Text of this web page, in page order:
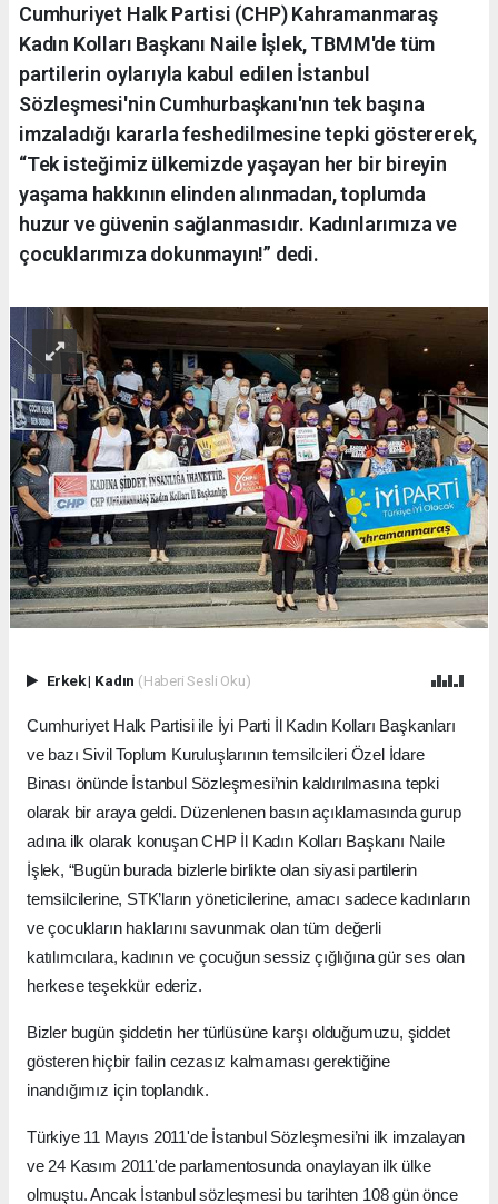
Cumhuriyet Halk Partisi (CHP) Kahramanmaraş
Kadın Kolları Başkanı Naile İşlek, TBMM'de tüm
partilerin oylarıyla kabul edilen İstanbul
Sözleşmesi'nin Cumhurbaşkanı'nın tek başına
imzaladığı kararla feshedilmesine tepki göstererek,
“Tek isteğimiz ülkemizde yaşayan her bir bireyin
yaşama hakkının elinden alınmadan, toplumda
huzur ve güvenin sağlanmasıdır. Kadınlarımıza ve
çocuklarımıza dokunmayın!” dedi.
Erkek| Kadın (Haberi Sesli Oku)
Cumhuriyet Halk Partisi ile İyi Parti İl Kadın Kolları Başkanları
ve bazı Sivil Toplum Kuruluşlarının temsilcileri Özel İdare
Binası önünde İstanbul Sözleşmesi’nin kaldırılmasına tepki
olarak bir araya geldi. Düzenlenen basın açıklamasında gurup
adına ilk olarak konuşan CHP İl Kadın Kolları Başkanı Naile
İşlek, “Bugün burada bizlerle birlikte olan siyasi partilerin
temsilcilerine, STK’ların yöneticilerine, amacı sadece kadınların
ve çocukların haklarını savunmak olan tüm değerli
katılımcılara, kadının ve çocuğun sessiz çığlığına gür ses olan
herkese teşekkür ederiz.
Bizler bugün şiddetin her türlüsüne karşı olduğumuzu, şiddet
gösteren hiçbir failin cezasız kalmaması gerektiğine
inandığımız için toplandık.
Türkiye 11 Mayıs 2011'de İstanbul Sözleşmesi’ni ilk imzalayan
ve 24 Kasım 2011'de parlamentosunda onaylayan ilk ülke
olmuştu. Ancak İstanbul sözleşmesi bu tarihten 108 gün önce